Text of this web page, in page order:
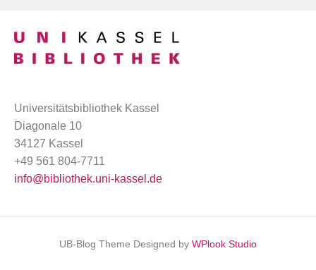
Universitätsbibliothek Kassel
Diagonale 10
34127 Kassel
+49 561 804-7711
info@bibliothek.uni-kassel.de
UB-Blog Theme Designed by WPlook Studio